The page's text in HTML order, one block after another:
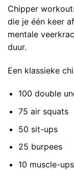
Chipper
die je één keer
mentale
duur.
Een klassieke
100 double
75 air squats
50 sit-ups
25 burpees
10 muscle-ups